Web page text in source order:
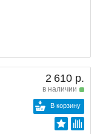
2 610 р.
в наличии
В корзину